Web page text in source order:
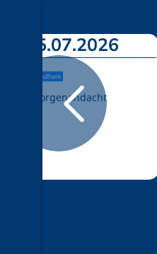
15.07.2026
Morgenandacht